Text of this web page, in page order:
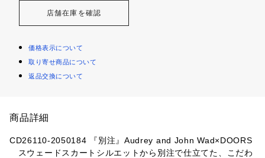
店舗在庫を確認
価格表示について
取り寄せ商品について
返品交換について
商品詳細
CD26110-2050184 『別注』Audrey and John Wad×DOORS
スウェードスカートシルエットから別注で仕立てた、こだわ